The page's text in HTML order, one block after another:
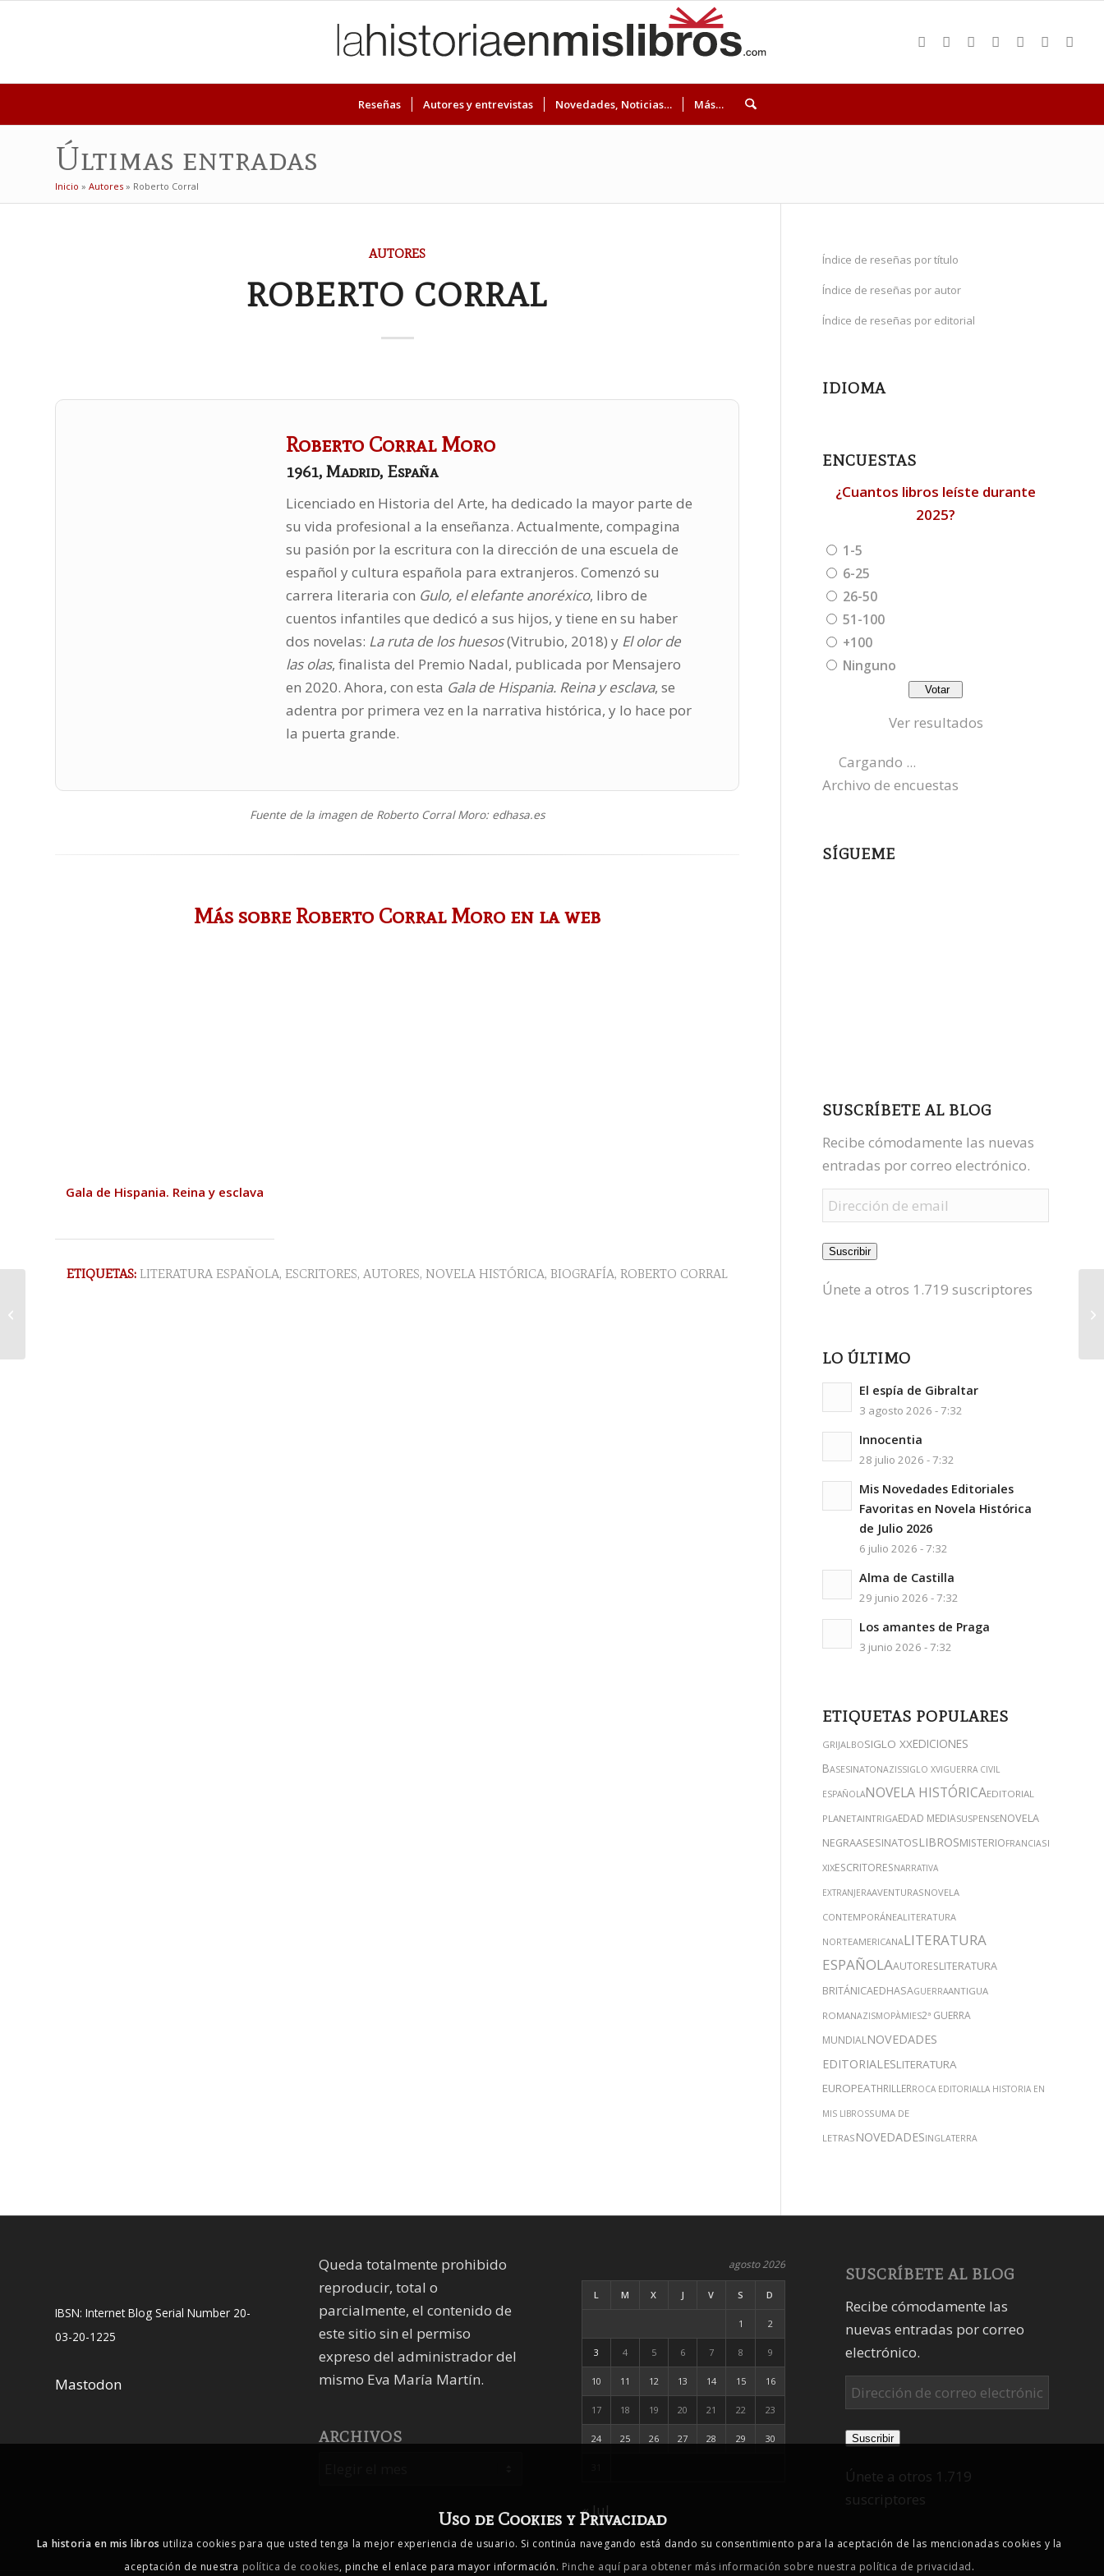
Reseñas Autores y entrevistas Novedades, Noticias… Más…
Últimas entradas
Inicio » Autores » Roberto Corral
AUTORES
ROBERTO CORRAL
Roberto Corral Moro
1961, Madrid, España
Licenciado en Historia del Arte, ha dedicado la mayor parte de
su vida profesional a la enseñanza. Actualmente, compagina
su pasión por la escritura con la dirección de una escuela de
español y cultura española para extranjeros. Comenzó su
carrera literaria con Gulo, el elefante anoréxico, libro de
cuentos infantiles que dedicó a sus hijos, y tiene en su haber
dos novelas: La ruta de los huesos(Vitrubio, 2018) y El olor de
las olas, finalista del Premio Nadal, publicada por Mensajero
en 2020. Ahora, con esta Gala de Hispania. Reina y esclava, se
adentra por primera vez en la narrativa histórica, y lo hace por
la puerta grande.
Fuente de la imagen de Roberto Corral Moro: edhasa.es
Más sobre Roberto Corral Moro en la web
Gala de Hispania. Reina y esclava
ETIQUETAS: LITERATURA ESPAÑOLA, ESCRITORES,AUTORES, NOVELA HISTÓRICA,BIOGRAFÍA,ROBERTO CORRAL
Índice de reseñas por título
Índice de reseñas por autor
Índice de reseñas por editorial
IDIOMA
ENCUESTAS
¿Cuantos libros leíste durante
2025?
1-5
6-25
26-50
51-100
+100
Ninguno
Ver resultados
Cargando ...
Archivo de encuestas
SÍGUEME
SUSCRÍBETE AL BLOG
Recibe cómodamente las nuevas
entradas por correo electrónico.
Dirección
de
email
Suscribir
Únete a otros 1.719 suscriptores
LO ÚLTIMO
El espía de Gibraltar
3 agosto 2026 - 7:32
Innocentia
28 julio 2026 - 7:32
Mis Novedades Editoriales
Favoritas en Novela Histórica
de Julio 2026
6 julio 2026 - 7:32
Alma de Castilla
29 junio 2026 - 7:32
Los amantes de Praga
3 junio 2026 - 7:32
ETIQUETAS POPULARES
GRIJALBOSIGLO XXEDICIONES
BASESINATONAZISSIGLO XVIGUERRA CIVIL
ESPAÑOLANOVELA HISTÓRICAEDITORIAL
PLANETAINTRIGAEDAD MEDIASUSPENSENOVELA
NEGRAASESINATOSLIBROSMISTERIOFRANCIASIGLO
XIXESCRITORESNARRATIVA
EXTRANJERAAVENTURASNOVELA
CONTEMPORÁNEALITERATURA
NORTEAMERICANALITERATURA
ESPAÑOLAAUTORESLITERATURA
BRITÁNICAEDHASAGUERRAANTIGUA
ROMANAZISMOPÀMIES2ª GUERRA
MUNDIALNOVEDADES
EDITORIALESLITERATURA
EUROPEATHRILLERROCA EDITORIALLA HISTORIA EN
MIS LIBROSSUMA DE
LETRAS NOVEDADESINGLATERRA
IBSN: Internet Blog Serial Number 20-
03-20-1225
Mastodon
Queda totalmente prohibido
reproducir, total o
parcialmente, el contenido de
este sitio sin el permiso
expreso del administrador del
mismo Eva María Martín.
ARCHIVOS
agosto 2026
L M X J V S D
1 2
3 4 5 6 7 8 9
10 11 12 13 14 15 16
17 18 19 20 21 22 23
24 25 26 27 28 29 30
« Jul
SUSCRÍBETE AL BLOG
Recibe cómodamente las
nuevas entradas por correo
electrónico.
Dirección
de
correo
Suscribir
Únete a otros 1.719
suscriptores
Uso de Cookies y Privacidad
La historia en mis libros utiliza cookies para que usted tenga la mejor experiencia de usuario. Si continúa navegando está dando su consentimiento para la aceptación de las mencionadas cookies y la
aceptación de nuestra política de cookies, pinche el enlace para mayor información. Pinche aquí para obtener más información sobre nuestra política de privacidad.